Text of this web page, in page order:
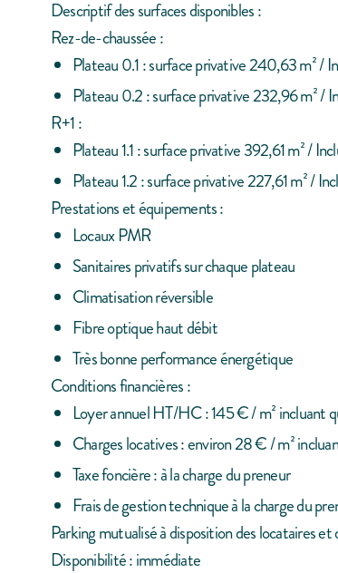
Descriptif des surfaces disponibles :
Rez-de-chaussée :
Plateau 0.1 : surface privative 240,63 m² /
Plateau 0.2 : surface privative 232,96 m² /
R+1 :
Plateau 1.1 : surface privative 392,61 m² /
Plateau 1.2 : surface privative 227,61 m² /
Prestations et équipements :
Locaux PMR
Sanitaires privatifs sur chaque plateau
Climatisation réversible
Fibre optique haut débit
Très bonne performance énergétique
Conditions financières :
Loyer annuel HT/HC : 145 € / m² incluant
Charges locatives : environ 28 € / m²
Taxe foncière : à la charge du preneur
Frais de gestion technique à la charge du
Parking mutualisé à disposition des locataires et
Disponibilité : immédiate